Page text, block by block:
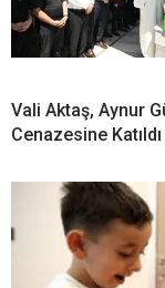
Vali Aktaş, Aynur
Cenazesine Katıldı